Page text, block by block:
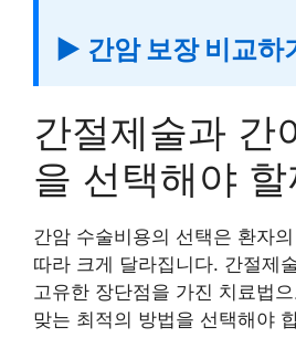
▶ 간암 보장 비교하
간절제술과 간
을 선택해야 할
간암 수술비용의 선택은 환자
따라 크게 달라집니다. 간절제
고유한 장단점을 가진 치료법
맞는 최적의 방법을 선택해야